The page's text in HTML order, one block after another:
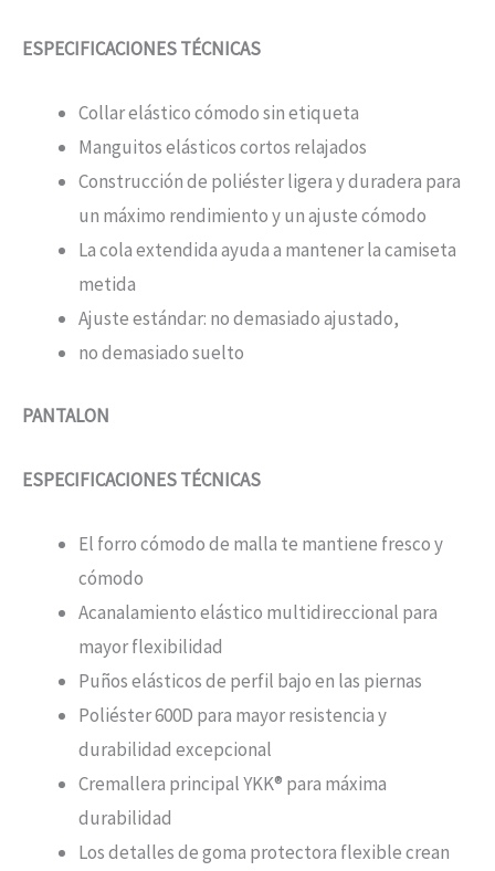
ESPECIFICACIONES TÉCNICAS
Collar elástico cómodo sin etiqueta
Manguitos elásticos cortos relajados
Construcción de poliéster ligera y duradera para
un máximo rendimiento y un ajuste cómodo
La cola extendida ayuda a mantener la camiseta
metida
Ajuste estándar: no demasiado ajustado,
no demasiado suelto
PANTALON
ESPECIFICACIONES TÉCNICAS
El forro cómodo de malla te mantiene fresco y
cómodo
Acanalamiento elástico multidireccional para
mayor flexibilidad
Puños elásticos de perfil bajo en las piernas
Poliéster 600D para mayor resistencia y
durabilidad excepcional
Cremallera principal YKK® para máxima
durabilidad
Los detalles de goma protectora flexible crean